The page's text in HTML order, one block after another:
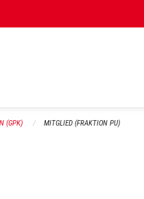
(GPK) MITGLIED (FRAKTION PU)